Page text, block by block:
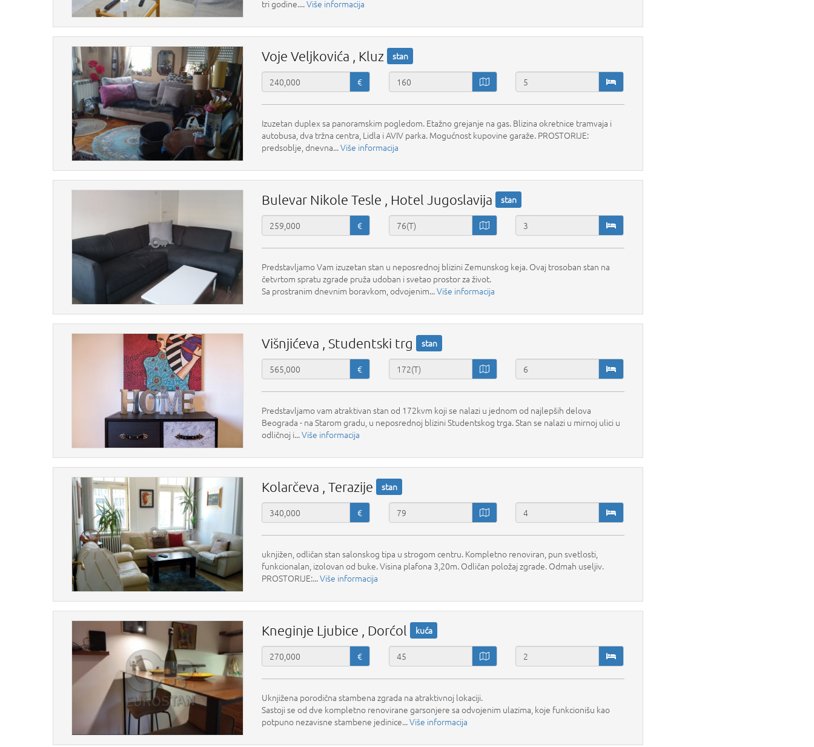
tri godine....Više informacija
Voje Veljkovića , Kluz stan
€
Izuzetan duplex sa panoramskim pogledom. Etažno grejanje na gas. Blizina okretnice tramvaja i
autobusa, dva tržna centra, Lidla i AVIV parka. Mogućnost kupovine garaže. PROSTORIJE:
predsoblje, dnevna...Više informacija
Bulevar Nikole Tesle , Hotel Jugoslavija stan
€
Predstavljamo Vam izuzetan stan u neposrednoj blizini Zemunskog keja. Ovaj trosoban stan na
četvrtom spratu zgrade pruža udoban i svetao prostor za život.
Sa prostranim dnevnim boravkom, odvojenim...Više informacija
Višnjićeva , Studentski trg stan
€
Predstavljamo vam atraktivan stan od 172kvm koji se nalazi u jednom od najlepših delova
Beograda - na Starom gradu, u neposrednoj blizini Studentskog trga. Stan se nalazi u mirnoj ulici u
odličnoj i...Više informacija
Kolarčeva , Terazije stan
€
uknjižen, odličan stan salonskog tipa u strogom centru. Kompletno renoviran, pun svetlosti,
funkcionalan, izolovan od buke. Visina plafona 3,20m. Odličan položaj zgrade. Odmah useljiv.
PROSTORIJE:...Više informacija
Kneginje Ljubice , Dorćol kuća
€
Uknjižena porodična stambena zgrada na atraktivnoj lokaciji.
Sastoji se od dve kompletno renovirane garsonjere sa odvojenim ulazima, koje funkcionišu kao
potpuno nezavisne stambene jedinice...Više informacija